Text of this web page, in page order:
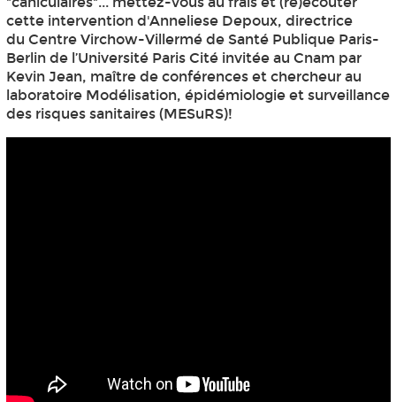
cette intervention d'Anneliese Depoux, directrice
du Centre Virchow-Villermé de Santé Publique Paris-
Berlin de l’Université Paris Cité invitée au Cnam par
Kevin Jean, maître de conférences et chercheur au
laboratoire Modélisation, épidémiologie et surveillance
des risques sanitaires (MESuRS)!